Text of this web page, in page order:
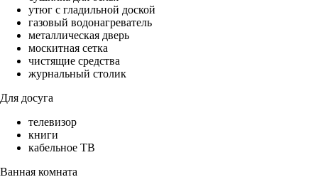
утюг с гладильной доской
газовый водонагреватель
металлическая дверь
москитная сетка
чистящие средства
журнальный столик
Для досуга
телевизор
книги
кабельное ТВ
Ванная комната